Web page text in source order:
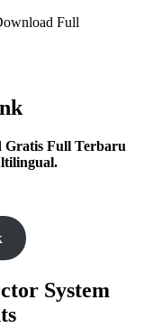
Gratis Full Terbaru
System